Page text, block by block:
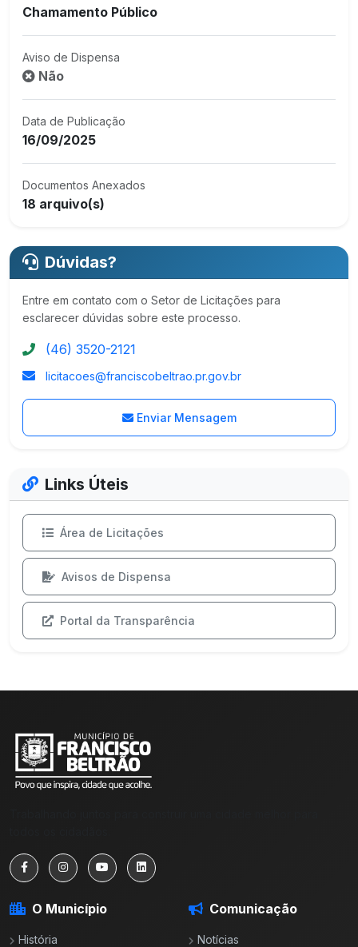
Chamamento Público
Aviso de Dispensa
Não
Data de Publicação
16/09/2025
Documentos Anexados
18 arquivo(s)
Dúvidas?
Entre em contato com o Setor de Licitações para
esclarecer dúvidas sobre este processo.
(46) 3520-2121
licitacoes@franciscobeltrao.pr.gov.br
Enviar Mensagem
Links Úteis
Área de Licitações
Avisos de Dispensa
Portal da Transparência
O Município
História
Comunicação
Notícias